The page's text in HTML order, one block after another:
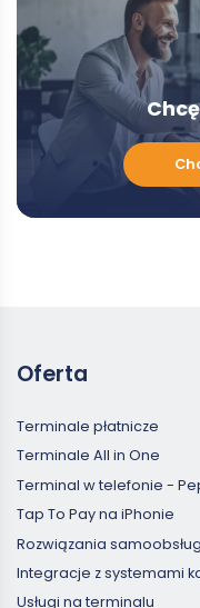
Chcę
Oferta
Terminale płatnicze
Terminale All in One
Terminal w telefonie -
Tap To Pay na iPhonie
Rozwiązania
Integracje z systemami
Usługi na terminalu